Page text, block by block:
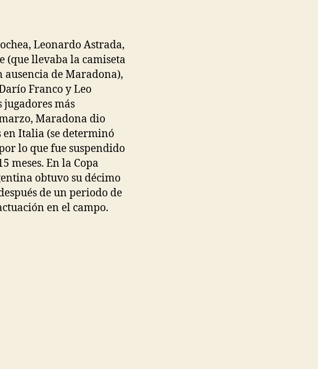
Leonardo Astrada,
(que llevaba la camiseta
de Maradona),
Franco y Leo
más
Maradona dio
Italia (se determinó
lo que fue suspendido
meses. En la Copa
obtuvo su décimo
de un periodo de
en el campo.